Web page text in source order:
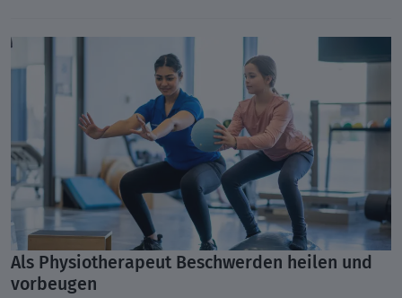
Als Physiotherapeut Beschwerden heilen und
vorbeugen